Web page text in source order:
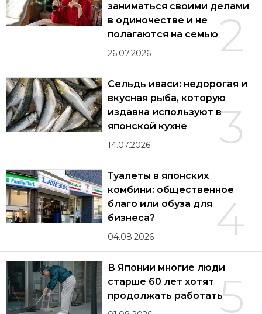
2
заниматься своими делами
в одиночестве и не
полагаются на семью
26.07.2026
3
Сельдь иваси: недорогая и
вкусная рыба, которую
издавна используют в
японской кухне
14.07.2026
4
Туалеты в японских
комбини: общественное
благо или обуза для
бизнеса?
04.08.2026
5
В Японии многие люди
старше 60 лет хотят
продолжать работать